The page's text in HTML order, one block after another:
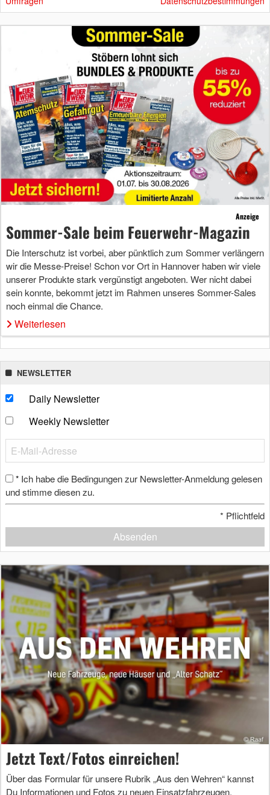
Anzeige
Sommer-Sale beim Feuerwehr-Magazin
Die Interschutz ist vorbei, aber pünktlich zum Sommer verlängern
wir die Messe-Preise! Schon vor Ort in Hannover haben wir viele
unserer Produkte stark vergünstigt angeboten. Wer nicht dabei
sein konnte, bekommt jetzt im Rahmen unseres Sommer-Sales
noch einmal die Chance.
Weiterlesen
NEWSLETTER
Daily Newsletter
Weekly Newsletter
* Ich habe die Bedingungen zur Newsletter-Anmeldung gelesen
und stimme diesen zu.
* Pflichtfeld
Absenden
Jetzt Text/Fotos einreichen!
Über das Formular für unsere Rubrik „Aus den Wehren“ kannst
Du Informationen und Fotos zu neuen Einsatzfahrzeugen,